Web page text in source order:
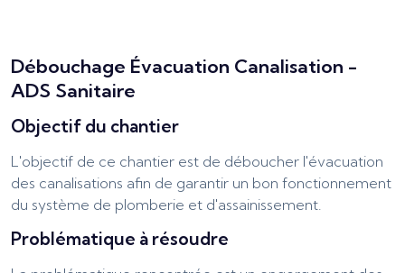
Débouchage Évacuation Canalisation -
ADS Sanitaire
Objectif du chantier
L'objectif de ce chantier est de déboucher l'évacuation
des canalisations afin de garantir un bon fonctionnement
du système de plomberie et d'assainissement.
Problématique à résoudre